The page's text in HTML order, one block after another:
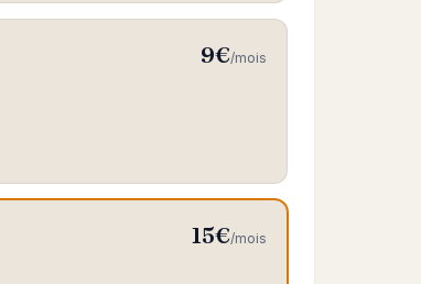
9€/mois
15€/mois